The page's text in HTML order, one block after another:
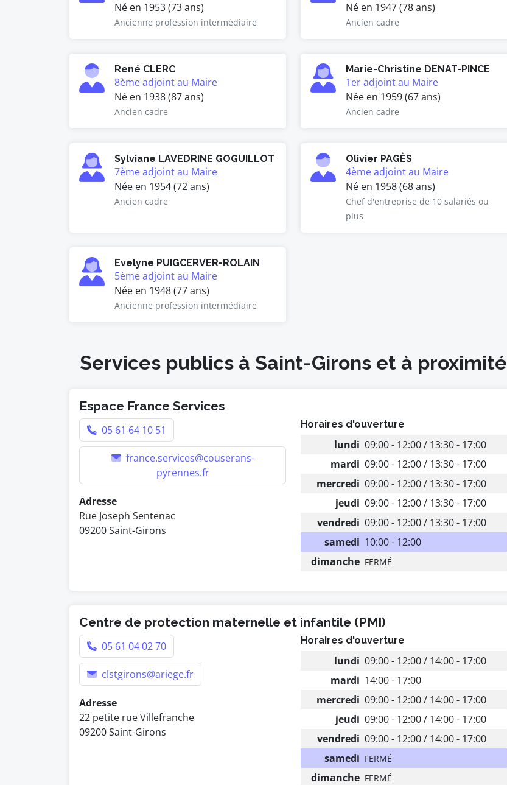
Né en 1953 (73 ans)
Ancienne profession intermédiaire
Né en 1947 (78 ans)
Ancien cadre
René CLERC
8ème adjoint au Maire
Né en 1938 (87 ans)
Ancien cadre
Marie-Christine DENAT-PINCE
1er adjoint au Maire
Née en 1959 (67 ans)
Ancien cadre
Sylviane LAVEDRINE GOGUILLOT
7ème adjoint au Maire
Née en 1954 (72 ans)
Ancien cadre
Olivier PAGÈS
4ème adjoint au Maire
Né en 1958 (68 ans)
Chef d'entreprise de 10 salariés ou
plus
Evelyne PUIGCERVER-ROLAIN
5ème adjoint au Maire
Née en 1948 (77 ans)
Ancienne profession intermédiaire
Services publics à Saint-Girons et à proximité
Espace France Services
05 61 64 10 51
france.services@couserans-
pyrennes.fr
Adresse
Rue Joseph Sentenac
09200 Saint-Girons
Horaires d'ouverture
lundi 09:00 - 12:00 / 13:30 - 17:00
mardi 09:00 - 12:00 / 13:30 - 17:00
mercredi 09:00 - 12:00 / 13:30 - 17:00
jeudi 09:00 - 12:00 / 13:30 - 17:00
vendredi 09:00 - 12:00 / 13:30 - 17:00
samedi 10:00 - 12:00
dimanche FERMÉ
Centre de protection maternelle et infantile (PMI)
05 61 04 02 70
clstgirons@ariege.fr
Adresse
22 petite rue Villefranche
09200 Saint-Girons
Horaires d'ouverture
lundi 09:00 - 12:00 / 14:00 - 17:00
mardi 14:00 - 17:00
mercredi 09:00 - 12:00 / 14:00 - 17:00
jeudi 09:00 - 12:00 / 14:00 - 17:00
vendredi 09:00 - 12:00 / 14:00 - 17:00
samedi FERMÉ
dimanche FERMÉ